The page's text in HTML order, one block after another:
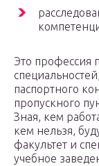
Это профессия
паспортного
пропускного
Зная, кем
кем нельзя,
факультет и
учебное